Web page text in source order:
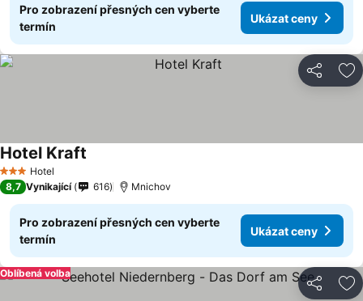
Pro zobrazení přesných cen vyberte
termín
Ukázat ceny
Sdílet
3 Počet hvězdiček
Hotel
Hotel Kraft
8,7 Vynikající 616 Mnichov
Pro zobrazení přesných cen vyberte
termín
Ukázat ceny
Sdílet
Oblíbená volba